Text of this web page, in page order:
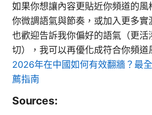
如果你想讓內容更貼近你頻道的風
你微調語氣與節奏，或加入更多實
也歡迎告訴我你偏好的語氣（更活
切），我可以再優化成符合你頻道
2026年在中國如何有效翻牆？最
薦指南
Sources: